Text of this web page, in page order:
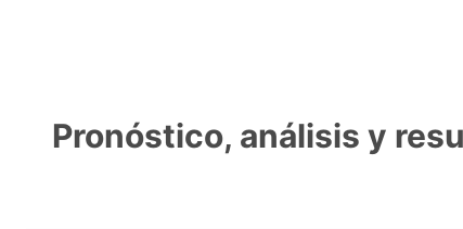
Pronóstico, análisis y